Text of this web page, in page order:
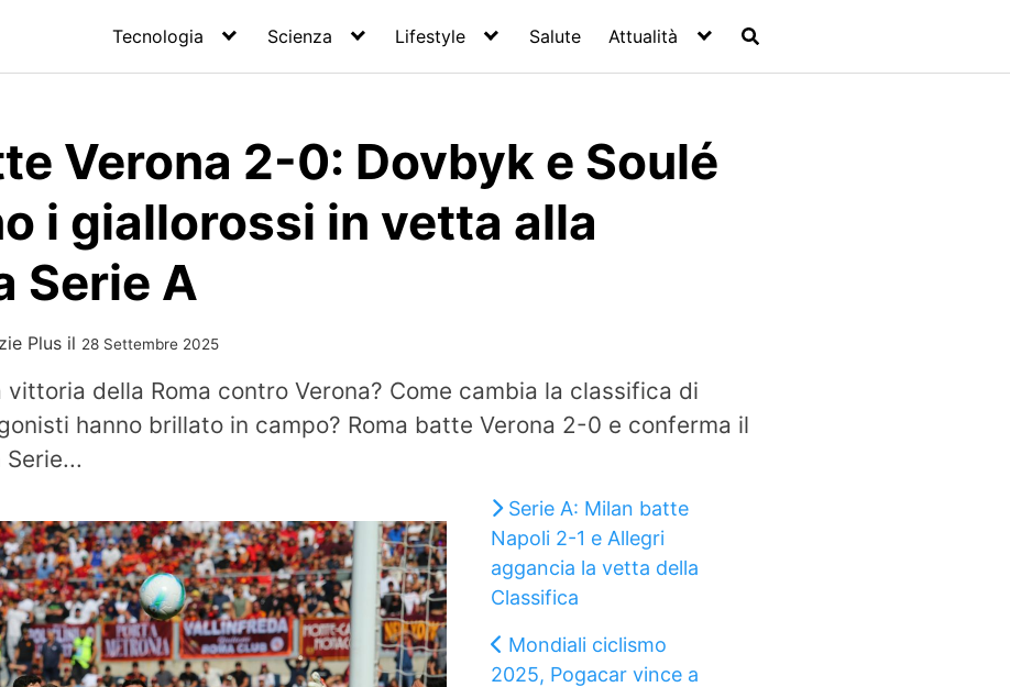
Tecnologia Scienza Lifestyle Salute Attualità
Verona 2-0: Dovbyk e Soulé
i giallorossi in vetta alla
Serie A
Plus il 28 Settembre 2025
vittoria della Roma contro Verona? Come cambia la classifica di
hanno brillato in campo? Roma batte Verona 2-0 e conferma il
Serie A: Milan batte
Napoli 2-1 e Allegri
aggancia la vetta della
Classifica
Mondiali ciclismo
2025, Pogacar vince a